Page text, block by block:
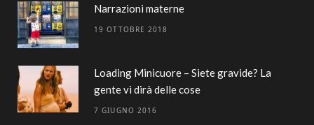
Narrazioni materne
19 OTTOBRE 2018
Loading Minicuore – Siete gravide? La
gente vi dirà delle cose
7 GIUGNO 2016